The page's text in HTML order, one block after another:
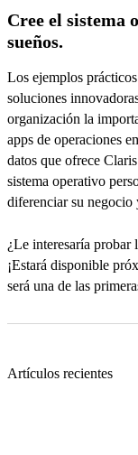
Cree el sistema
sueños.
Los ejemplos
soluciones
organización la
apps de operaciones
datos que ofrece
sistema operativo
diferenciar su negocio
¿Le interesaría probar
¡Estará disponible
será una de las
Artículos recientes